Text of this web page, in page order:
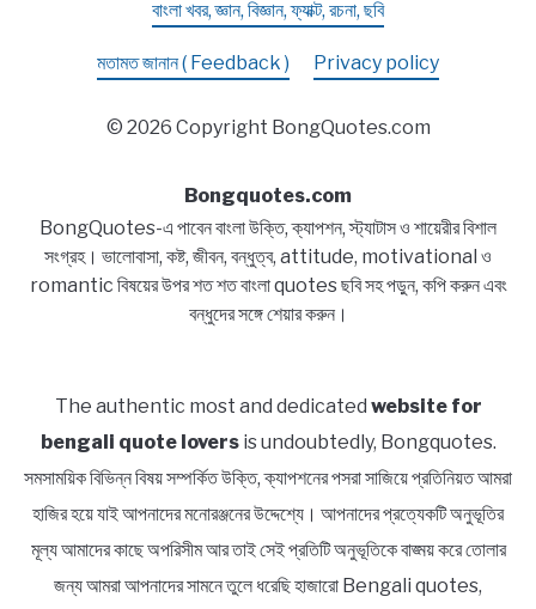
বাংলা খবর, জ্ঞান, বিজ্ঞান, ফ্যাক্ট, রচনা, ছবি
মতামত জানান ( Feedback ) Privacy policy
© 2026 Copyright BongQuotes.com
Bongquotes.com
BongQuotes-এ পাবেন বাংলা উক্তি, ক্যাপশন, স্ট্যাটাস ও শায়েরীর বিশাল
সংগ্রহ। ভালোবাসা, কষ্ট, জীবন, বন্ধুত্ব, attitude, motivational ও
romantic বিষয়ের উপর শত শত বাংলা quotes ছবি সহ পড়ুন, কপি করুন এবং
বন্ধুদের সঙ্গে শেয়ার করুন।
The authentic most and dedicated website for
bengali quote loversis undoubtedly, Bongquotes.
সমসাময়িক বিভিন্ন বিষয় সম্পর্কিত উক্তি, ক্যাপশনের পসরা সাজিয়ে প্রতিনিয়ত আমরা
হাজির হয়ে যাই আপনাদের মনোরঞ্জনের উদ্দেশ্যে। আপনাদের প্রত্যেকটি অনুভূতির
মূল্য আমাদের কাছে অপরিসীম আর তাই সেই প্রতিটি অনুভূতিকে বাঙ্ময় করে তোলার
জন্য আমরা আপনাদের সামনে তুলে ধরেছি হাজারো Bengali quotes,